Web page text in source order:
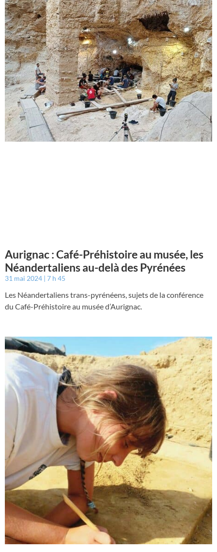
Aurignac : Café-Préhistoire au musée, les
Néandertaliens au-delà des Pyrénées
31 mai 2024 7 h 45
Les Néandertaliens trans-pyrénéens, sujets de la conférence
du Café-Préhistoire au musée d’Aurignac.